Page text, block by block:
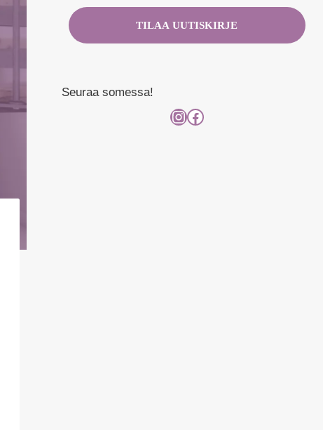
Seuraa somessa!
InstagramFacebook